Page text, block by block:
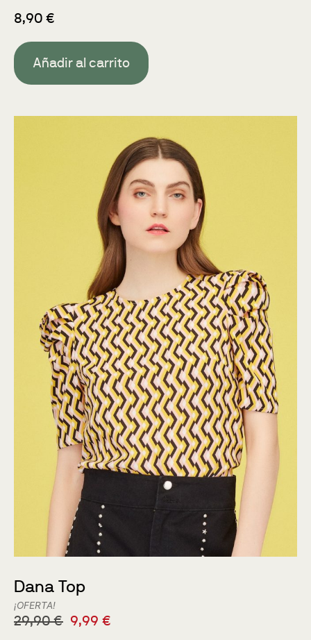
8,90 €
Añadir al carrito
¡OFERTA!
Dana Top
29,90€ 9,99 €